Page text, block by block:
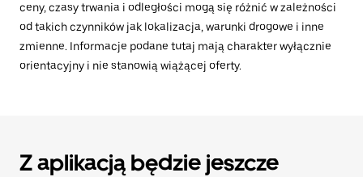
ceny, czasy trwania i odległości mogą się różnić w zależności
od takich czynników jak lokalizacja, warunki drogowe i inne
zmienne. Informacje podane tutaj mają charakter wyłącznie
orientacyjny i nie stanowią wiążącej oferty.
Z aplikacją będzie jeszcze